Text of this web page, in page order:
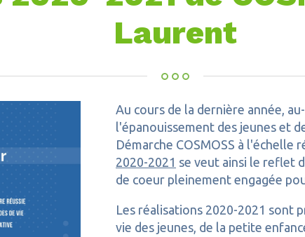
Laurent
Au cours de la dernière année,
l'épanouissement des jeunes et
Démarche COSMOSS à l'échelle
2020-2021 se veut ainsi le reflet
de coeur pleinement engagée
Les réalisations 2020-2021 sont
vie des jeunes, de la petite